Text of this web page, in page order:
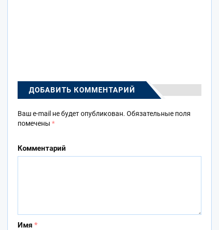
ДОБАВИТЬ КОММЕНТАРИЙ
Ваш e-mail не будет опубликован. Обязательные поля
помечены *
Комментарий
Имя *